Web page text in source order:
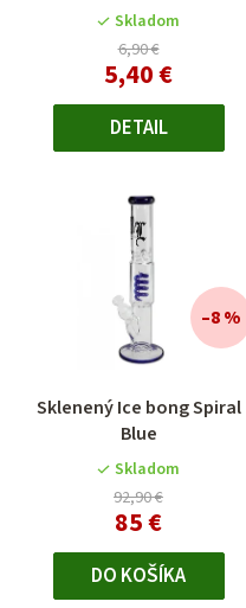
Skladom
6,90 €
5,40 €
DETAIL
Sklenený Ice bong Spiral
Blue
Skladom
92,90 €
85 €
–8 %
DO KOŠÍKA